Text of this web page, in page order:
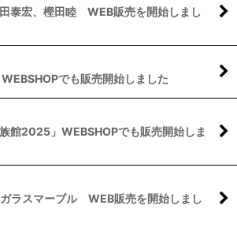
泰宏、樫田睦 WEB販売を開始しまし
WEBSHOPでも販売開始しました
館2025」WEBSHOPでも販売開始しま
ラスマーブル WEB販売を開始しまし